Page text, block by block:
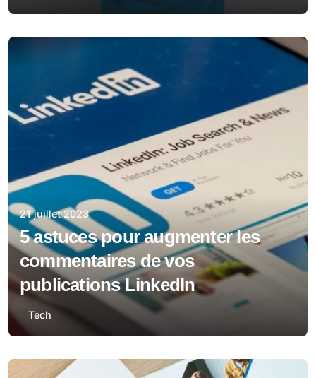
21 juillet 2023
5 astuces pour augmenter les
commentaires de vos
publications LinkedIn
Tech